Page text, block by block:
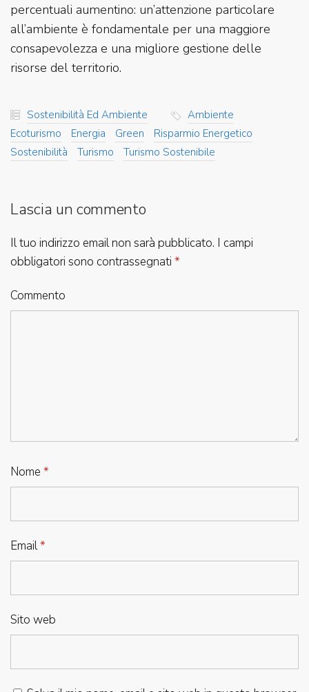
percentuali aumentino: un’attenzione particolare
all’ambiente è fondamentale per una maggiore
consapevolezza e una migliore gestione delle
risorse del territorio.
Sostenibilità Ed Ambiente
Ambiente
Ecoturismo
Energia Green
Risparmio Energetico
Sostenibilità
Turismo Turismo Sostenibile
Lascia un commento
Il tuo indirizzo email non sarà pubblicato. I campi
obbligatori sono contrassegnati *
Commento
Nome *
Email*
Sito web